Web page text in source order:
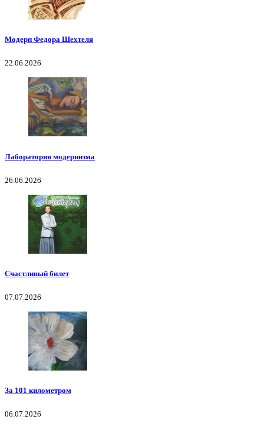
Модерн Федора Шехтеля
22.06.2026
Лаборатория модернизма
26.06.2026
Счастливый билет
07.07.2026
За 101 километром
06.07.2026